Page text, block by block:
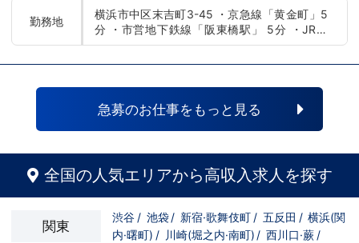
為にはどうしたらいいのか？を考えられる
上記のような方が当グループでは活躍の場
を広げています。他にも…・失敗しても諦
い！・環境を変えてチャレンジしたい！・
経験がないからダメという事は一切なく、
自分の将来のビジョンの為にこうしたい！
こうなりたい！と強い意志を持ってる方に
も平等にチャンスがある職場になっていま
す。今働いてる先輩方は、異業種から転職
してきた方が圧倒的に多いです。「ちょっ
と求めてる人物像と自分は違うかも…？」
と思う方もいると思います。ですが、よく
考えてください。全てが当てはまる人の方
が少ないと思います。ココは自分にも当て
はまる！で十分なんです。まずは応募し
方が当グループでは活躍の場を広げていま
す。他にも…・失敗しても諦めない！・と
にかくやる気だけは負けない！・環境を変
をあげたい！など。接客業経験がないから
ジョンの為にこうしたい！こうなりたい！
と強い意志を持ってる方にも平等にチャン
スがある職場になっています。その為、未
経験からの応募も大歓迎です。今働いてる
倒的に多いです。「ちょっと求めてる人物
像と自分は違うかも…？」と思う方もいる
と思います。ですが、よく考えてくださ
い。全てが当てはまる人の方が少ないと思
います。ココは自分にも当てはまる！で十
分なんです。まずは応募して、面接時にあ
なたの想いを聞かせてください。その後、
勤務地
横浜市中区末吉町3-45 ・京急線「黄金町」5
分 ・市営地下鉄線「阪東橋駅」 5分 ・JR線
「関内駅」15分
急募のお仕事をもっと見る
全国の人気エリアから高収入求人を探す
関東
渋谷 / 池袋 / 新宿·歌舞伎町 / 五反田 / 横浜(関
内·曙町) / 川崎(堀之内·南町) / 西川口·蕨 /